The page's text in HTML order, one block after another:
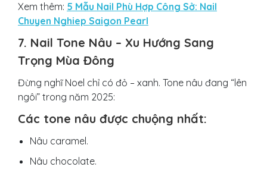
Xem thêm: 5 Mẫu Nail Phù Hợp Công Sở: Nail
Chuyen Nghiep Saigon Pearl
7. Nail Tone Nâu – Xu Hướng Sang
Trọng Mùa Đông
Đừng nghĩ Noel chỉ có đỏ – xanh. Tone nâu đang “lên
ngôi” trong năm 2025:
Các tone nâu được chuộng nhất:
Nâu caramel.
Nâu chocolate.